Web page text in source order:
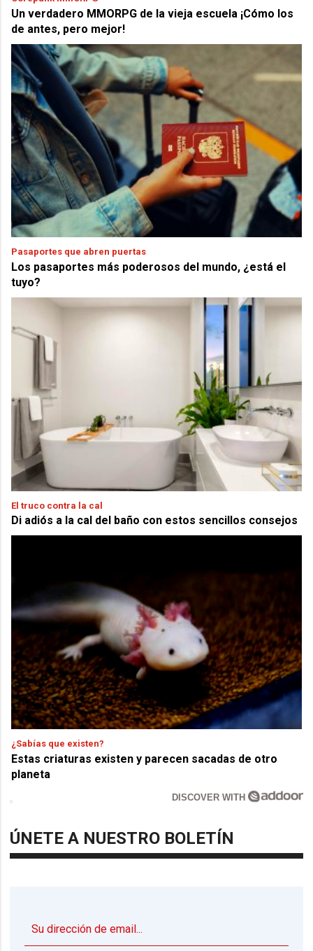
Un verdadero MMORPG de la vieja escuela ¡Cómo los
de antes, pero mejor!
Pasaportes que abren puertas
Los pasaportes más poderosos del mundo, ¿está el
tuyo?
El truco contra la cal
Di adiós a la cal del baño con estos sencillos consejos
¿Sabías que existen?
Estas criaturas existen y parecen sacadas de otro
planeta
DISCOVER WITH
ÚNETE A NUESTRO BOLETÍN